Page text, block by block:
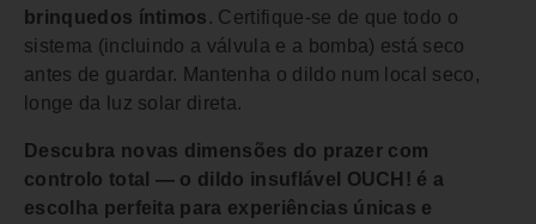
brinquedos íntimos . Certifique-se de que todo o
sistema (incluindo a válvula e a bomba) está seco
antes de guardar. Mantenha o dildo num local seco,
longe da luz solar direta.
Descubra novas dimensões do prazer com
controlo total — o dildo insuflável OUCH! é a
escolha perfeita para experiências únicas e